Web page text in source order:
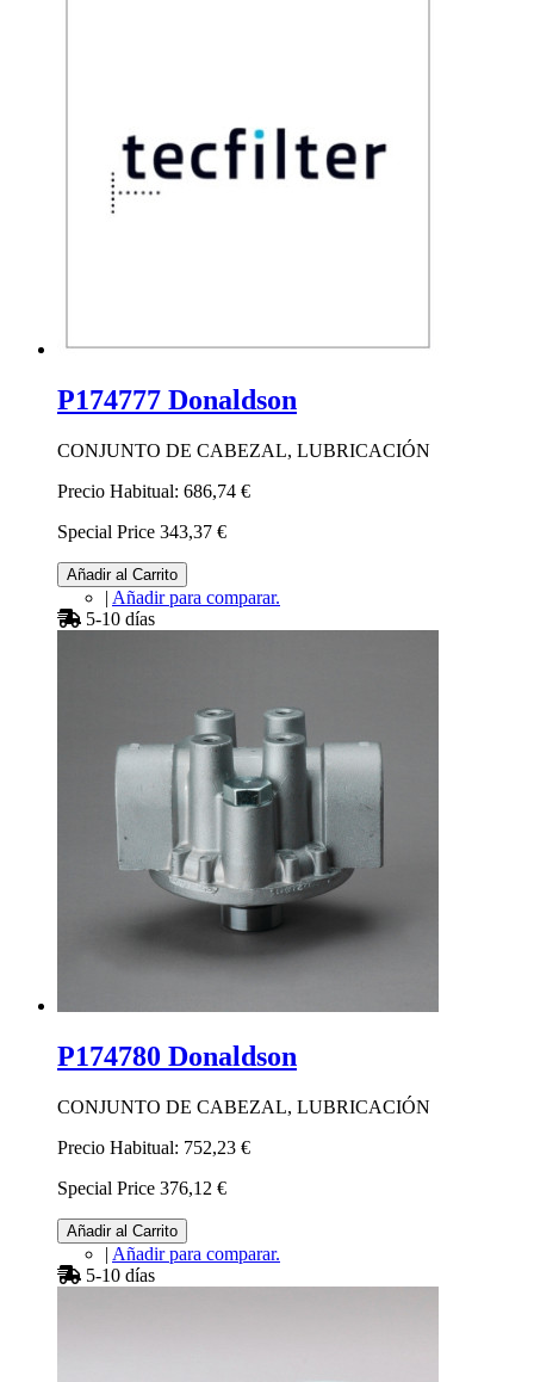
P174777 Donaldson
CONJUNTO DE CABEZAL, LUBRICACIÓN
Precio Habitual: 686,74 €
Special Price 343,37 €
Añadir al Carrito
| Añadir para comparar.
5-10 días
P174780 Donaldson
CONJUNTO DE CABEZAL, LUBRICACIÓN
Precio Habitual: 752,23 €
Special Price 376,12 €
Añadir al Carrito
| Añadir para comparar.
5-10 días